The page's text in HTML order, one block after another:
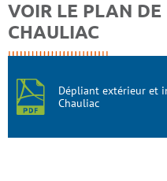
VOIR LE PLAN DE
CHAULIAC
Dépliant extérieur et
Chauliac